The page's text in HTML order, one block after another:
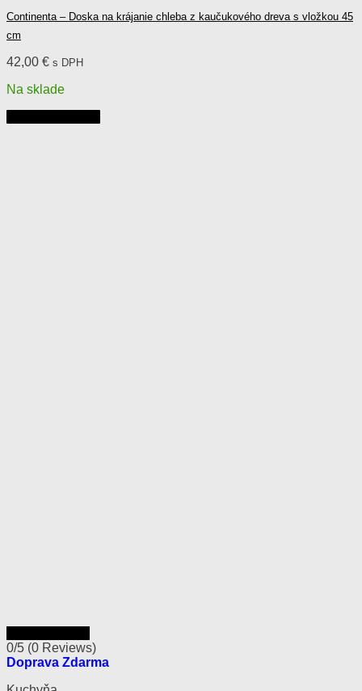
Continenta – Doska na krájanie chleba z kaučukového dreva s vložkou 45
cm
42,00 € s DPH
Na sklade
0/5 (0 Reviews)
Doprava Zdarma